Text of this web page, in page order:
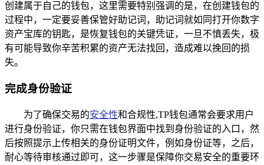
创建属于自己的钱包，这里需要特别强调的是，在创建钱包的
过程中，一定要妥善保管好助记词，助记词就如同打开你数字
资产宝库的钥匙，是恢复钱包的关键凭证，一旦不慎丢失，极
有可能导致你辛苦积累的资产无法找回，造成难以挽回的损
失。
完成身份验证
为了确保交易的安全性和合规性,TP钱包通常会要求用户
进行身份验证，你只需在钱包界面中找到身份验证的入口，然
后按照提示上传相关的身份证明文件，例如身份证等，之后，
耐心等待审核通过即可，这一步骤是保障你交易安全的重要环